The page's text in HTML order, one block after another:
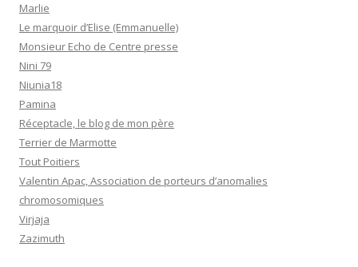
Marlie
Le marquoir d’Elise (Emmanuelle)
Monsieur Echo de Centre presse
Nini 79
Niunia18
Pamina
Réceptacle, le blog de mon père
Terrier de Marmotte
Tout Poitiers
Valentin Apac, Association de porteurs d’anomalies
chromosomiques
Virjaja
Zazimuth